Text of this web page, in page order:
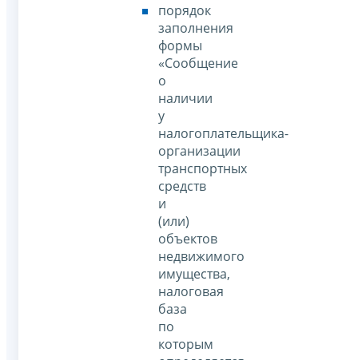
порядок
заполнения
формы
«Сообщение
о
наличии
у
налогоплательщика-
организации
транспортных
средств
и
(или)
объектов
недвижимого
имущества,
налоговая
база
по
которым